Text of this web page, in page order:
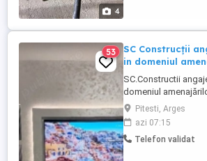
4
53
SC Construcții
in domeniul
SC.Constructii
domeniul
este in funcție de
cere seriozitate.nu
Pitesti, Arges
azi 07:15
Telefon validat